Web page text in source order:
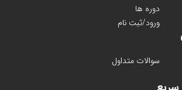
دوره ها
ورود/ثبت نام
سوالات متداول